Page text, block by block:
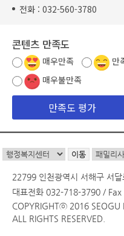
전화 : 032-560-3780
콘텐츠 만족도
매우만족 만
매우불만족
22799 인천광역시 서해구 서
대표전화 032-718-3790 /
COPYRIGHTⓒ 2016 SEOGU
ALL RIGHTS RESERVED.